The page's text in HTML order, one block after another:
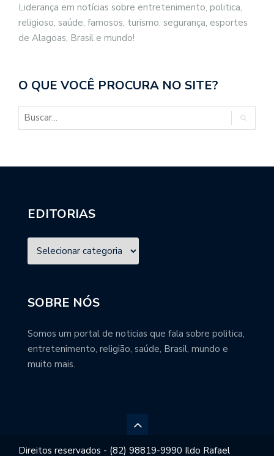
Liderança em notícias sobre entretenimento, politica,
religioso, saúde, famosos, turismo, segurança, esportes
de Alagoas, Brasil e mundo!
O QUE VOCÊ PROCURA NO SITE?
EDITORIAS
SOBRE NÓS
Somos um portal de noticias que fala sobre politica,
entretenimento, religião, saúde, Brasil, mundo e
muito mais.
Direitos reservados - (82) 98819-9990 Ildo Rafael